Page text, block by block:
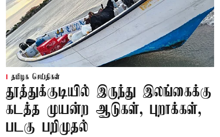
தமிழக செய்திகள்
தூத்துக்குடியில் இருந்து இலங்கைக்கு
கடத்த முயன்ற ஆடுகள், புறாக்கள்,
படகு பறிமுதல்